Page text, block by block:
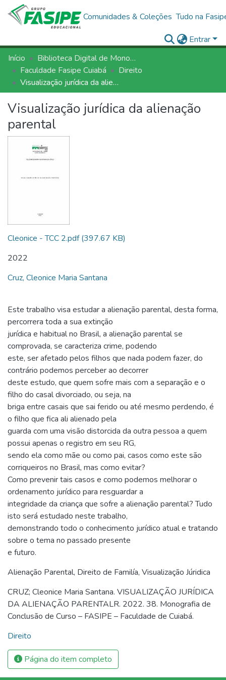
Comunidades & Coleções Tudo na
Entrar
Início
Biblioteca Digital de Monografias - BDM/FASIPE
Faculdade Fasipe Cuiabá
Direito
Visualização jurídica da alienação parental
Visualização jurídica da alienação
parental
Cleonice - TCC 2.pdf(397.67 KB)
2022
Cruz, Cleonice Maria Santana
Este trabalho visa estudar a alienação parental, desta forma,
percorrera toda a sua extinção
jurídica e habitual no Brasil, a alienação parental se
comprovada, se caracteriza crime, podendo
este, ser afetado pelos filhos que nada podem fazer, do
contrário podemos perceber ao decorrer
deste estudo, que quem sofre mais com a separação e o
filho do casal divorciado, ou seja, na
briga entre casais que sai ferido ou até mesmo perdendo, é
o filho que fica ali alienado pela
guarda com uma visão distorcida da outra pessoa a quem
possui apenas o registro em seu RG,
sendo ela como mãe ou como pai, casos como este são
corriqueiros no Brasil, mas como evitar?
Como prevenir tais casos e como podemos melhorar o
ordenamento jurídico para resguardar a
integridade da criança que sofre a alienação parental? Tudo
isto será estudado neste trabalho,
demonstrando todo o conhecimento jurídico atual e tratando
sobre o tema no passado presente
e futuro.
Alienação Parental, Direito de Familía, Visualização Júridica
CRUZ; Cleonice Maria Santana. VISUALIZAÇÃO JURÍDICA
DA ALIENAÇÃO PARENTALR. 2022. 38. Monografia de
Conclusão de Curso – FASIPE – Faculdade de Cuiabá.
Direito
Página do item completo